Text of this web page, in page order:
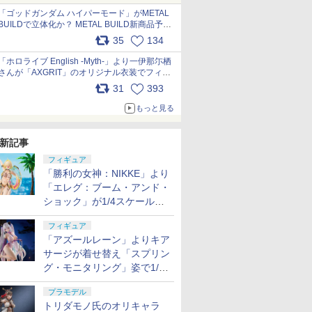
nszPIDTpbg
ゴッドガンダム ハイパーモード」がMETAL
で立体化か？ METAL BUILD新商品予告
が公開 pic.x.com/HIcLLIM3ar35 134
ホロライブ English -Myth-」より一伊那尓栖
んが「AXGRIT」のオリジナル衣装でフィギ
ュア化 pic.x.com/YMGhdIAzNa
31 393
もっと見る
記事
フィギュア
「勝利の女神：NIKKE」より
「エレグ：ブーム・アンド・
ショック」が1/4スケールで
フィギュア化！
フィギュア
「アズールレーン」よりキア
サージが着せ替え「スプリン
グ・モニタリング」姿で1/6
スケールフィギュア化！
プラモデル
トリダモノ氏のオリキャラ